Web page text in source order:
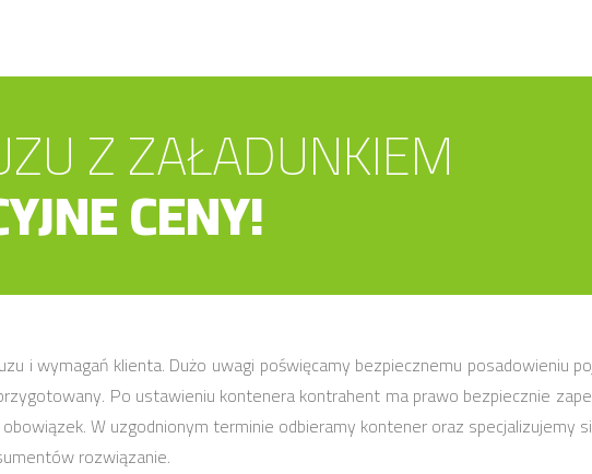
Z ZAŁADUNKIEM
CENY!
i wymagań klienta. Dużo uwagi poświęcamy bezpiecznemu posadowieniu
Po ustawieniu kontenera kontrahent ma prawo bezpiecznie
W uzgodnionym terminie odbieramy kontener oraz specjalizujemy
rozwiązanie.